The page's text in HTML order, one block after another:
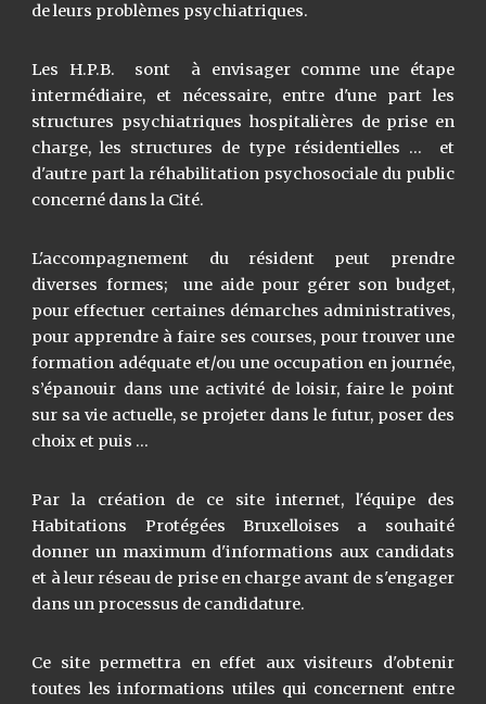
de leurs problèmes psychiatriques.
Les H.P.B. sont à envisager comme une étape
intermédiaire, et nécessaire, entre d'une part les
structures psychiatriques hospitalières de prise en
charge, les structures de type résidentielles ... et
d'autre part la réhabilitation psychosociale du public
concerné dans la Cité.
L'accompagnement du résident peut prendre
diverses formes;
une aide pour gérer son budget,
pour effectuer certaines démarches administratives,
pour apprendre à faire ses courses, pour trouver une
formation adéquate et/ou une occupation en journée,
s’épanouir dans une activité de loisir, faire le point
sur sa vie actuelle, se projeter dans le futur, poser des
choix et puis …
Par la création de ce site internet, l'équipe des
Habitations Protégées Bruxelloises a souhaité
donner un maximum d'informations aux candidats
et à leur réseau de prise en charge avant de s'engager
dans un processus de candidature.
Ce site permettra en effet aux visiteurs d'obtenir
toutes les informations utiles qui concernent entre